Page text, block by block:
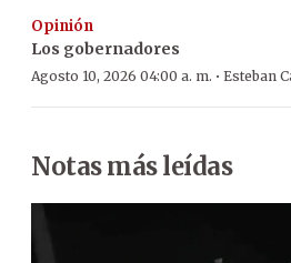
Opinión
Los gobernadores
Agosto 10, 2026 04:00 a. m. · Esteban
Notas más leídas